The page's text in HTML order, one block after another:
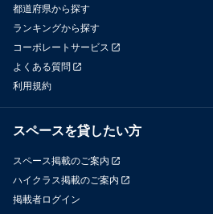
都道府県から探す
ランキングから探す
コーポレートサービス
よくある質問
利用規約
スペースを貸したい方
スペース掲載のご案内
ハイクラス掲載のご案内
掲載者ログイン